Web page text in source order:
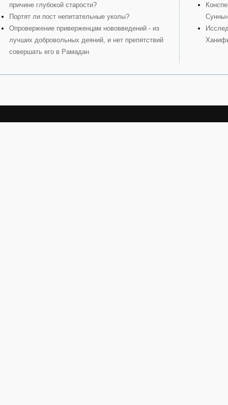
причине глубокой старости?
Портят ли пост непитательные уколы?
Опровержение приверженцам нововведений - из
лучших добровольных деяний, и нет препятствий
совершать его в Рамадан